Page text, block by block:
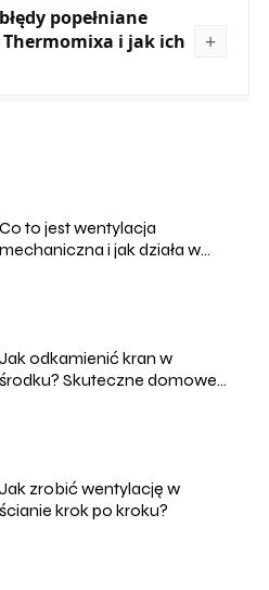
popełniane
Thermomixa i jak ich
Co to jest wentylacja
mechaniczna i jak działa w
Jak odkamienić kran w
środku? Skuteczne domowe
Jak zrobić wentylację w
ścianie krok po kroku?